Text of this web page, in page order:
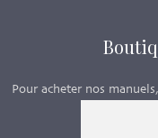
Pour acheter nos